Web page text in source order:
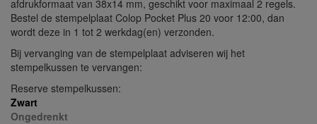
afdrukformaat van 38x14 mm, geschikt voor maximaal 2 regels.
Bestel de stempelplaat Colop Pocket Plus 20 voor 12:00, dan
wordt deze in 1 tot 2 werkdag(en) verzonden.
Bij vervanging van de stempelplaat adviseren wij het
stempelkussen te vervangen:
Reserve stempelkussen:
Zwart
Ongedrenkt